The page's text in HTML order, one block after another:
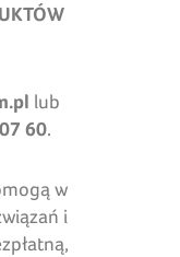
lub
60.
w
i